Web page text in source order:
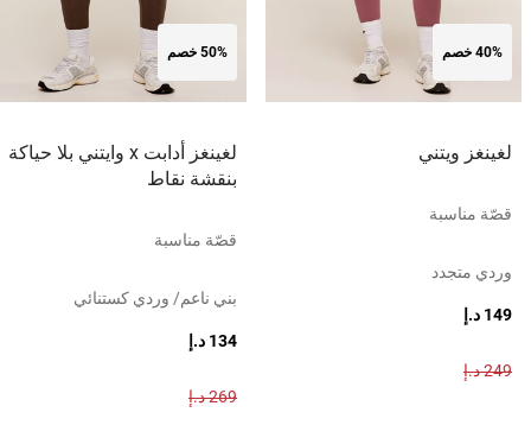
40% خصم
لغينغز ويتني
قصّة مناسبة
وردي متجدد
149 د.إ
249 د.إ
50% خصم
لغينغز أدابت x وايتني بلا حياكة
بنقشة نقاط
قصّة مناسبة
بني ناعم/ وردي كستنائي
134 د.إ
269 د.إ